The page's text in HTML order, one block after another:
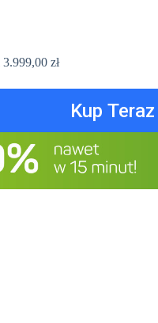
3.999,00 zł
Kup Teraz